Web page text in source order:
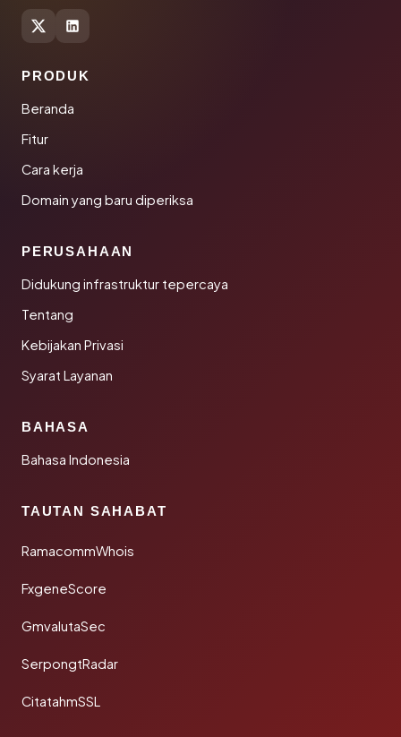
PRODUK
Beranda
Fitur
Cara kerja
Domain yang baru diperiksa
PERUSAHAAN
Didukung infrastruktur tepercaya
Tentang
Kebijakan Privasi
Syarat Layanan
BAHASA
Bahasa Indonesia
TAUTAN SAHABAT
RamacommWhois
FxgeneScore
GmvalutaSec
SerpongtRadar
CitatahmSSL